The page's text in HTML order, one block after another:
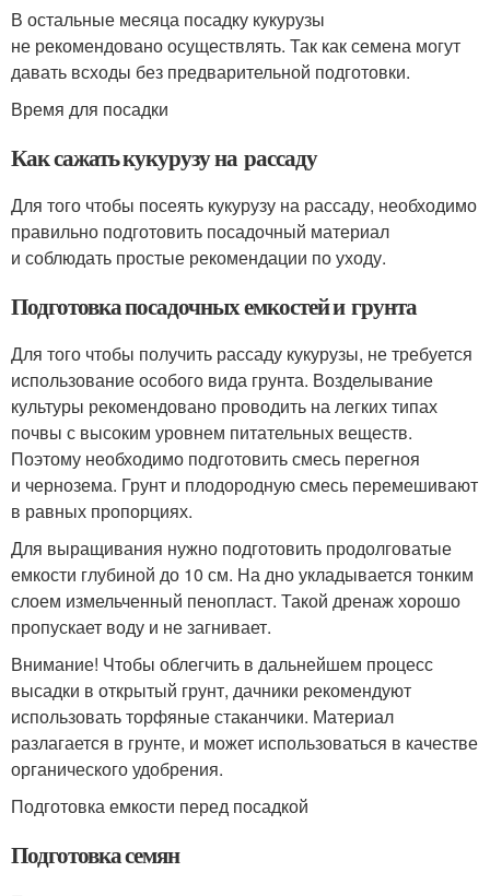
В остальные месяца посадку кукурузы
не рекомендовано осуществлять. Так как семена могут
давать всходы без предварительной подготовки.
Время для посадки
Как сажать кукурузу на рассаду
Для того чтобы посеять кукурузу на рассаду, необходимо
правильно подготовить посадочный материал
и соблюдать простые рекомендации по уходу.
Подготовка посадочных емкостей и грунта
Для того чтобы получить рассаду кукурузы, не требуется
использование особого вида грунта. Возделывание
культуры рекомендовано проводить на легких типах
почвы с высоким уровнем питательных веществ.
Поэтому необходимо подготовить смесь перегноя
и чернозема. Грунт и плодородную смесь перемешивают
в равных пропорциях.
Для выращивания нужно подготовить продолговатые
емкости глубиной до 10 см. На дно укладывается тонким
слоем измельченный пенопласт. Такой дренаж хорошо
пропускает воду и не загнивает.
Внимание! Чтобы облегчить в дальнейшем процесс
высадки в открытый грунт, дачники рекомендуют
использовать торфяные стаканчики. Материал
разлагается в грунте, и может использоваться в качестве
органического удобрения.
Подготовка емкости перед посадкой
Подготовка семян